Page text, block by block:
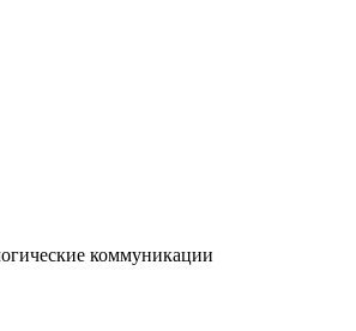
коммуникации